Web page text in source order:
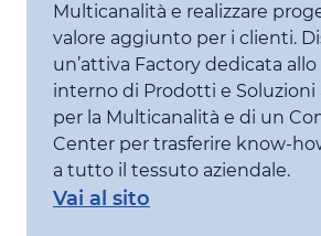
Multicanalità e realizzare
valore aggiunto per i clienti.
un’attiva Factory dedicata
interno di Prodotti e
per la Multicanalità e di un
Center per trasferire know-
a tutto il tessuto aziendale.
Vai al sito